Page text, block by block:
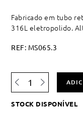
Fabricado em tubo
316L eletropolido.
REF: MS065.3
de
Suporte
em
STOCK DISPONÍVEL